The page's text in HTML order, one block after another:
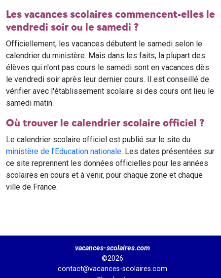
Les vacances scolaires commencent-elles le
vendredi soir ou le samedi ?
Officiellement, les vacances débutent le samedi selon le
calendrier du ministère. Mais dans les faits, la plupart des
élèves qui n'ont pas cours le samedi sont en vacances dès
le vendredi soir après leur dernier cours. Il est conseillé de
vérifier avec l'établissement scolaire si des cours ont lieu le
samedi matin.
Où trouver le calendrier scolaire officiel ?
Le calendrier scolaire officiel est publié sur le site du
ministère de l'Education nationale. Les dates présentées sur
ce site reprennent les données officielles pour les années
scolaires en cours et à venir, pour chaque zone et chaque
ville de France.
vacances-scolaires.com
©2026
contact@vacances-scolaires.com